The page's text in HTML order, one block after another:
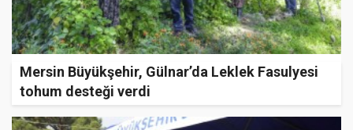
Mersin Büyükşehir, Gülnar’da Leklek Fasulyesi
tohum desteği verdi